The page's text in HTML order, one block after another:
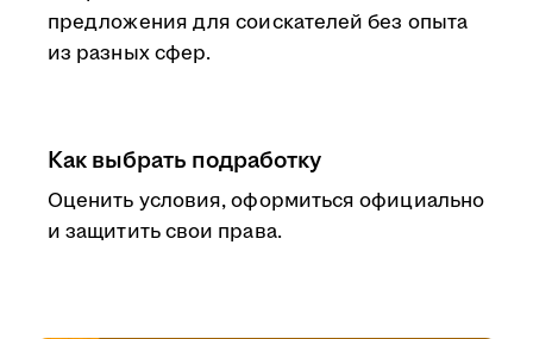
предложения для соискателей без опыта
из разных сфер.
Как выбрать подработку
Оценить условия, оформиться официально
и защитить свои права.